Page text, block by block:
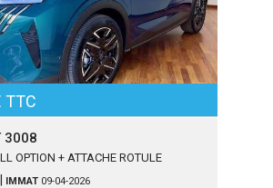
TTC
3008
OPTION + ATTACHE ROTULE
IMMAT 09-04-2026